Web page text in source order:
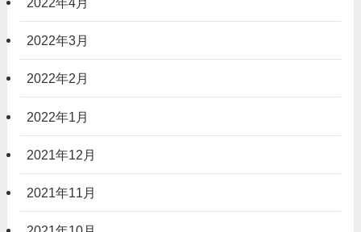
2022年3月
2022年2月
2022年1月
2021年12月
2021年11月